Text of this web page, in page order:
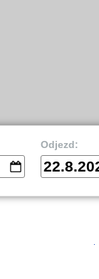
Odjezd: